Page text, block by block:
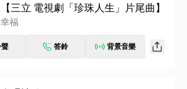
三立 電視劇「珍珠人生」片尾曲】
福
答鈴 背景音樂